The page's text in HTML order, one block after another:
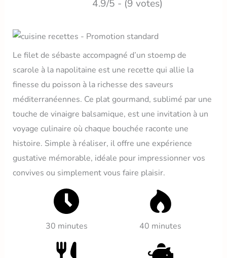
4.9/5 - (9 votes)
Le filet de sébaste accompagné d’un stoemp de
scarole à la napolitaine est une recette qui allie la
finesse du poisson à la richesse des saveurs
méditerranéennes. Ce plat gourmand, sublimé par une
touche de vinaigre balsamique, est une invitation à un
voyage culinaire où chaque bouchée raconte une
histoire. Simple à réaliser, il offre une expérience
gustative mémorable, idéale pour impressionner vos
convives ou simplement vous faire plaisir.
30 minutes 40 minutes